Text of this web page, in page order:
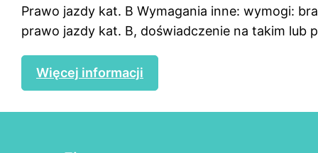
Prawo jazdy kat. B Wymagania inne: wymogi:
prawo jazdy kat. B, doświadczenie na takim lub
Więcej informacji